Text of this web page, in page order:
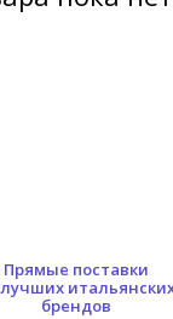
Прямые поставки
брендов